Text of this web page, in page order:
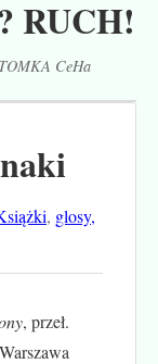
RUCH!
CeHa
, glosy,
, przeł.